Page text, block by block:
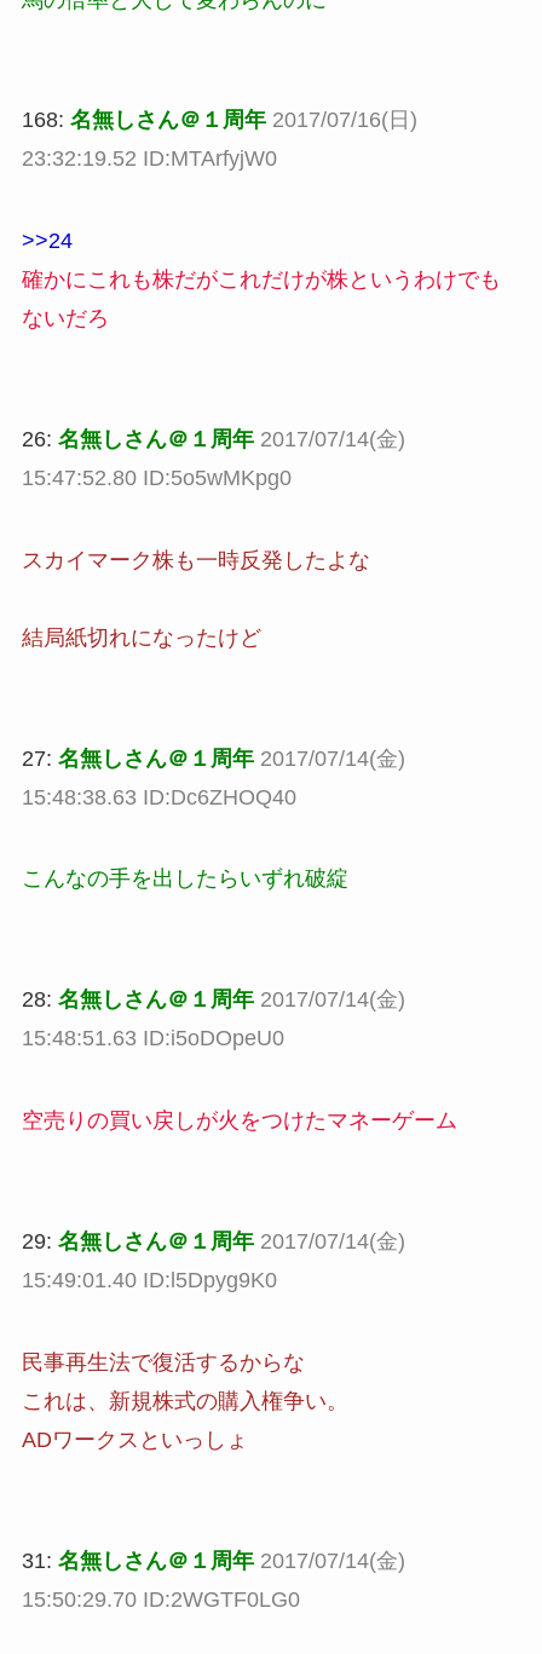
168: 名無しさん＠１周年 2017/07/16(日)
23:32:19.52 ID:MTArfyjW0
>>24
確かにこれも株だがこれだけが株というわけでも
ないだろ
26: 名無しさん＠１周年 2017/07/14(金)
15:47:52.80 ID:5o5wMKpg0
スカイマーク株も一時反発したよな
結局紙切れになったけど
27: 名無しさん＠１周年 2017/07/14(金)
15:48:38.63 ID:Dc6ZHOQ40
こんなの手を出したらいずれ破綻
28: 名無しさん＠１周年 2017/07/14(金)
15:48:51.63 ID:i5oDOpeU0
空売りの買い戻しが火をつけたマネーゲーム
29: 名無しさん＠１周年 2017/07/14(金)
15:49:01.40 ID:l5Dpyg9K0
民事再生法で復活するからな
これは、新規株式の購入権争い。
ADワークスといっしょ
31: 名無しさん＠１周年 2017/07/14(金)
15:50:29.70 ID:2WGTF0LG0